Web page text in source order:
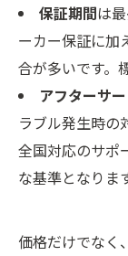
保証期間は
ーカー保証に加
合が多いです。
アフターサ
ラブル発生時の
全国対応のサポ
な基準となりま
価格だけでなく